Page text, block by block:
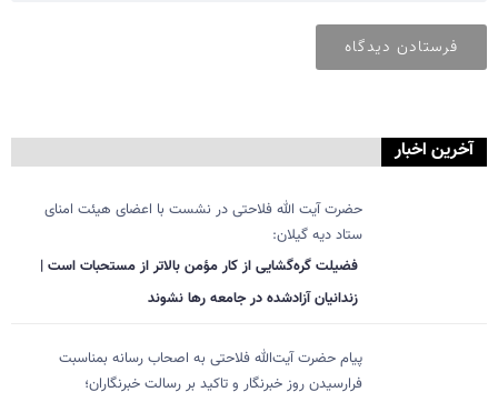
آخرین اخبار
حضرت آیت الله فلاحتی در نشست با اعضای هیئت امنای
ستاد دیه گیلان:
فضیلت گره‌گشایی از کار مؤمن بالاتر از مستحبات است |
زندانیان آزادشده در جامعه رها نشوند
پیام حضرت آیت‌الله فلاحتی به اصحاب رسانه بمناسبت
فرارسیدن روز خبرنگار و تاکید بر رسالت خبرنگاران؛